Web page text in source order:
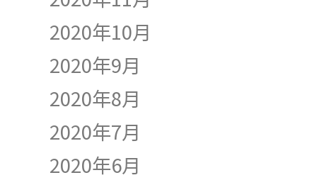
2020年10月
2020年9月
2020年8月
2020年7月
2020年6月